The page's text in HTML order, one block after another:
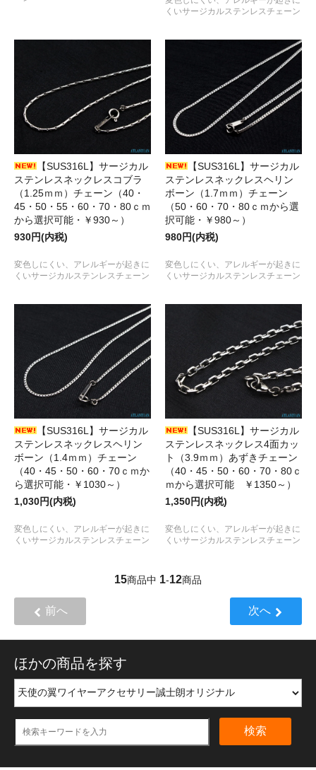
くいサージカルステンレスチェーン
【SUS316L】サージカル
ステンレスネックレスコブラ
（1.25ｍｍ）チェーン（40・
45・50・55・60・70・80ｃｍ
から選択可能・￥930～）
930円(内税)
変色しにくい、アレルギーが起きに
くいサージカルステンレスチェーン
【SUS316L】サージカル
ステンレスネックレスヘリン
ボーン（1.7ｍｍ）チェーン
（50・60・70・80ｃｍから選
択可能・￥980～）
980円(内税)
変色しにくい、アレルギーが起きに
くいサージカルステンレスチェーン
【SUS316L】サージカル
ステンレスネックレスヘリン
ボーン（1.4ｍｍ）チェーン
（40・45・50・60・70ｃｍか
ら選択可能・￥1030～）
1,030円(内税)
変色しにくい、アレルギーが起きに
くいサージカルステンレスチェーン
【SUS316L】サージカル
ステンレスネックレス4面カッ
ト（3.9ｍｍ）あずきチェーン
（40・45・50・60・70・80ｃ
ｍから選択可能 ￥1350～）
1,350円(内税)
変色しにくい、アレルギーが起きに
くいサージカルステンレスチェーン
15商品中 1-12商品
前へ 次へ
ほかの商品を探す
検索